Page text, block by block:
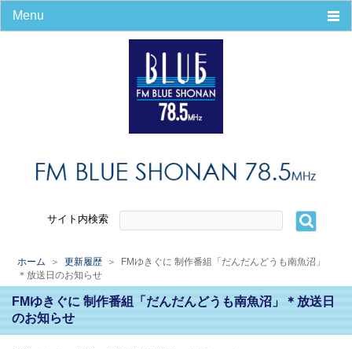
Menu
リクエスト
会社概要
災害時の緊急放送
番組審議会議事録
パーソナリティ募集
サイト内検索
ホーム ＞更新履歴 ＞ FMゆきぐに 制作番組「だんだんどうも南魚沼」
＊放送日のお知らせ
FMゆきぐに 制作番組「だんだんどうも南魚沼」＊放送日
のお知らせ